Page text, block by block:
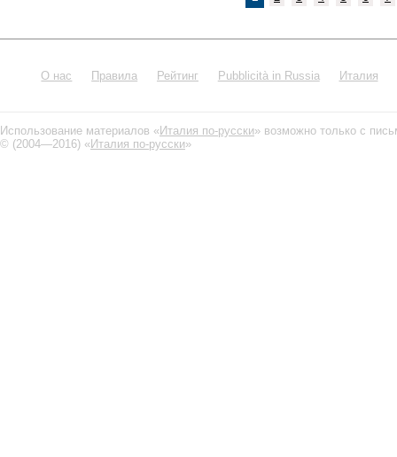
О нас Правила Рейтинг Pubblicità in Russia Италия
Использование материалов «Италия по-русски» возможно только с
© (2004—2016) «Италия по-русски»